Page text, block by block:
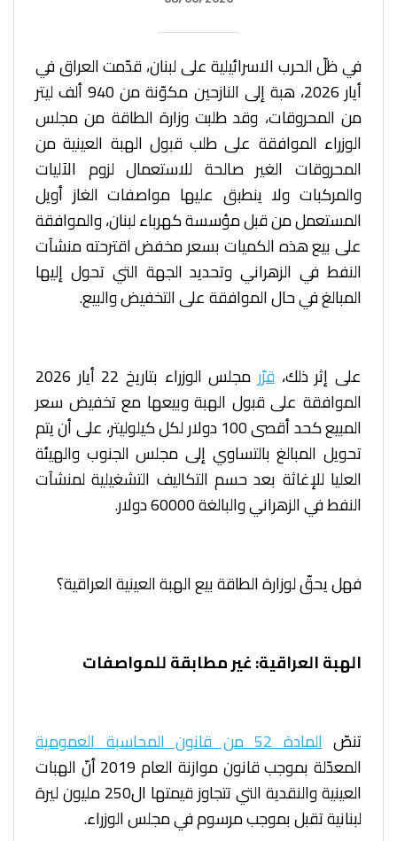
في ظلّ الحرب الاسرائيلية على لبنان، قدّمت العراق في
أيار 2026، هبة إلى النازحين مكوّنة من 940 ألف ليتر
من المحروقات، وقد طلبت وزارة الطاقة من مجلس
الوزراء الموافقة على طلب قبول الهبة العينية من
المحروقات الغير صالحة للاستعمال لزوم الآليات
والمركبات ولا ينطبق عليها مواصفات الغاز أويل
المستعمل من قبل مؤسسة كهرباء لبنان، والموافقة
على بيع هذه الكميات بسعر مخفض اقترحته منشآت
النفط في الزهراني وتحديد الجهة التي تحول إليها
المبالغ في حال الموافقة على التخفيض والبيع.
على إثر ذلك، قرّر
مجلس الوزراء بتاريخ 22 أيار 2026
الموافقة على قبول الهبة وبيعها مع تخفيض سعر
المبيع كحد أقصى 100 دولار لكل كيلوليتر، على أن يتم
تحويل المبالغ بالتساوي إلى مجلس الجنوب والهيئة
العليا للإغاثة بعد حسم التكاليف التشغيلية لمنشآت
النفط في الزهراني والبالغة 60000 دولار.
فهل يحقّ لوزارة الطاقة بيع الهبة العينية العراقية؟
الهبة العراقية: غير مطابقة للمواصفات
تنصّ المادة 52 من قانون المحاسبة العمومية
المعدّلة بموجب قانون موازنة العام 2019 أنّ الهبات
العينية والنقدية التي تتجاوز قيمتها ال250 مليون ليرة
لبنانية تقبل بموجب مرسوم في مجلس الوزراء.